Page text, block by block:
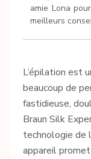
amie Lona
meilleurs
L’épilation est
beaucoup de
fastidieuse,
Braun Silk
technologie de
appareil promet